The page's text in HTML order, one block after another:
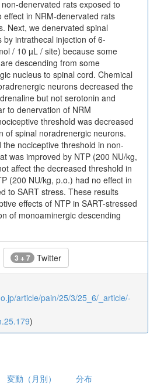
denervated rats exposed to
effect in NRM-denervated rats
Next, we denervated spinal
intrathecal injection of 6-
/ 10 µL / site) because some
descending from some
nucleus to spinal cord. Chemical
neurons decreased the
but not serotonin and
to denervation of NRM
threshold was decreased
of spinal noradrenergic neurons.
nociceptive threshold in non-
was improved by NTP (200 NU/kg,
affect the decreased threshold in
(200 NU/kg, p.o.) had no effect in
to SART stress. These results
effects of NTP in SART-stressed
of monoaminergic descending
3 + 7 Twitter
article/pain/25/3/25_6/_article/-
)
変動（月別） 分布